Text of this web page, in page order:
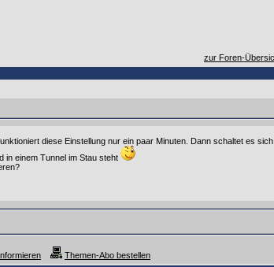
zur Foren-
diese Einstellung nur ein paar Minuten. Dann schaltet es
in einem Tunnel im Stau steht
Themen-Abo bestellen